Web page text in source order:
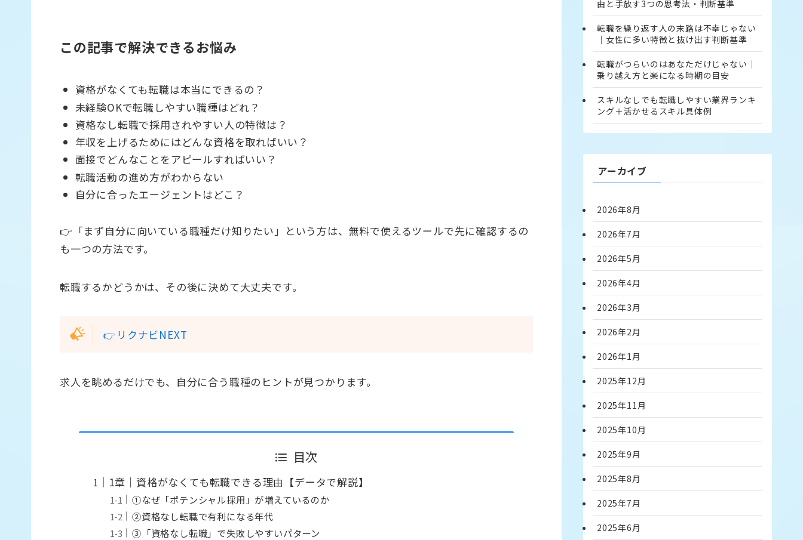
この記事で解決できるお悩み
資格がなくても転職は本当にできるの？
未経験OKで転職しやすい職種はどれ？
資格なし転職で採用されやすい人の特徴は？
年収を上げるためにはどんな資格を取ればいい？
面接でどんなことをアピールすればいい？
転職活動の進め方がわからない
自分に合ったエージェントはどこ？
👉「まず自分に向いている職種だけ知りたい」という方は、無料で使えるツールで先に確認するの
も一つの方法です。
転職するかどうかは、その後に決めて大丈夫です。
👉リクナビNEXT
求人を眺めるだけでも、自分に合う職種のヒントが見つかります。
目次
1章｜資格がなくても転職できる理由【データで解説】
①なぜ「ポテンシャル採用」が増えているのか
②資格なし転職で有利になる年代
③「資格なし転職」で失敗しやすいパターン
由と手放す3つの思考法・判断基準
転職を繰り返す人の末路は不幸じゃない
｜女性に多い特徴と抜け出す判断基準
転職がつらいのはあなただけじゃない｜
乗り越え方と楽になる時期の目安
スキルなしでも転職しやすい業界ランキ
ング＋活かせるスキル具体例
アーカイブ
2026年8月
2026年7月
2026年5月
2026年4月
2026年3月
2026年2月
2026年1月
2025年12月
2025年11月
2025年10月
2025年9月
2025年8月
2025年7月
2025年6月